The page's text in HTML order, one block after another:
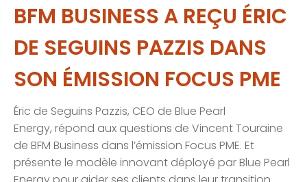
BFM BUSINESS A REÇU ÉRIC
DE SEGUINS PAZZIS DANS
SON ÉMISSION FOCUS PME
Éric de Seguins Pazzis, CEO de Blue Pearl
Energy, répond aux questions de Vincent Touraine
de BFM Business dans l’émission Focus PME. Et
présente le modèle innovant déployé par Blue Pearl